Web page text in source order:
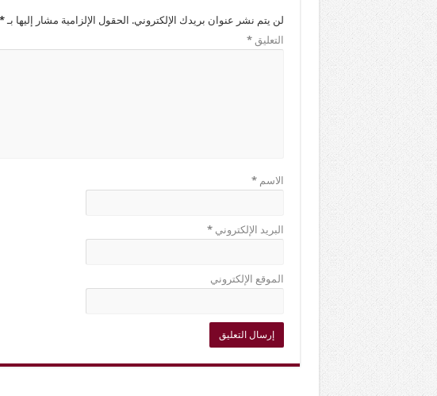
لن يتم نشر عنوان بريدك الإلكتروني. الحقول الإلزامية مشار إليها بـ*
التعليق*
الاسم*
البريد الإلكتروني*
الموقع الإلكتروني